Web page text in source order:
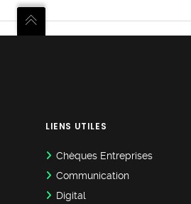
LIENS UTILES
Chèques Entreprises
Communication
Digital